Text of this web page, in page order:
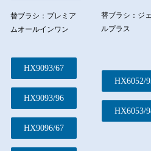
替ブラシ：プレミア
ムオールインワン
HX9093/67
HX9093/96
HX9096/67
替ブラシ：ジ
ルプラス
HX6052/
HX6053/